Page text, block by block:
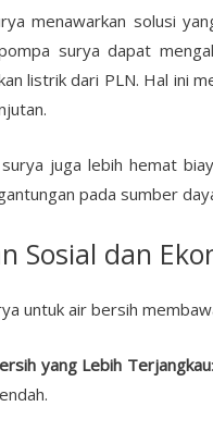
menawarkan solusi
surya dapat
listrik dari PLN. Hal ini
juga lebih hemat
pada sumber
Sosial dan
untuk air bersih
yang Lebih Terjangkau